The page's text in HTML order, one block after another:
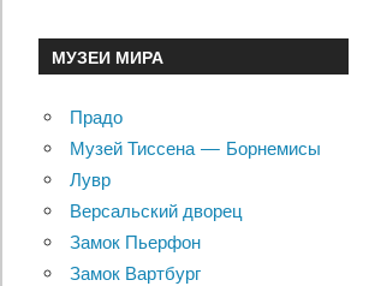
МУЗЕИ МИРА
Прадо
Музей Тиссена — Борнемисы
Лувр
Версальский дворец
Замок Пьерфон
Замок Вартбург